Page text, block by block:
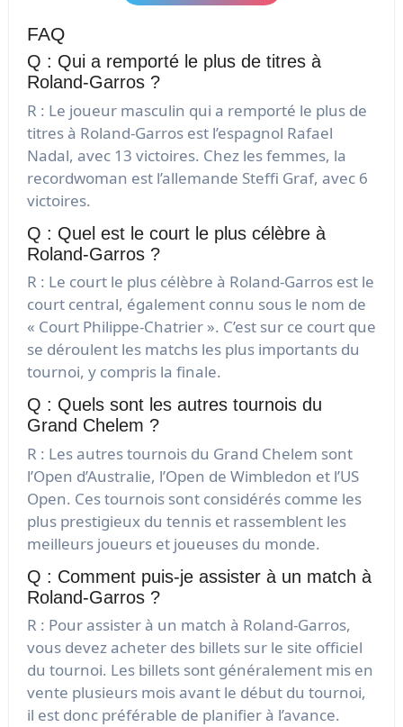
FAQ
Q : Qui a remporté le plus de titres à
Roland-Garros ?
R : Le joueur masculin qui a remporté le plus de
titres à Roland-Garros est l’espagnol Rafael
Nadal, avec 13 victoires. Chez les femmes, la
recordwoman est l’allemande Steffi Graf, avec 6
victoires.
Q : Quel est le court le plus célèbre à
Roland-Garros ?
R : Le court le plus célèbre à Roland-Garros est le
court central, également connu sous le nom de
« Court Philippe-Chatrier ». C’est sur ce court que
se déroulent les matchs les plus importants du
tournoi, y compris la finale.
Q : Quels sont les autres tournois du
Grand Chelem ?
R : Les autres tournois du Grand Chelem sont
l’Open d’Australie, l’Open de Wimbledon et l’US
Open. Ces tournois sont considérés comme les
plus prestigieux du tennis et rassemblent les
meilleurs joueurs et joueuses du monde.
Q : Comment puis-je assister à un match à
Roland-Garros ?
R : Pour assister à un match à Roland-Garros,
vous devez acheter des billets sur le site officiel
du tournoi. Les billets sont généralement mis en
vente plusieurs mois avant le début du tournoi,
il est donc préférable de planifier à l’avance.